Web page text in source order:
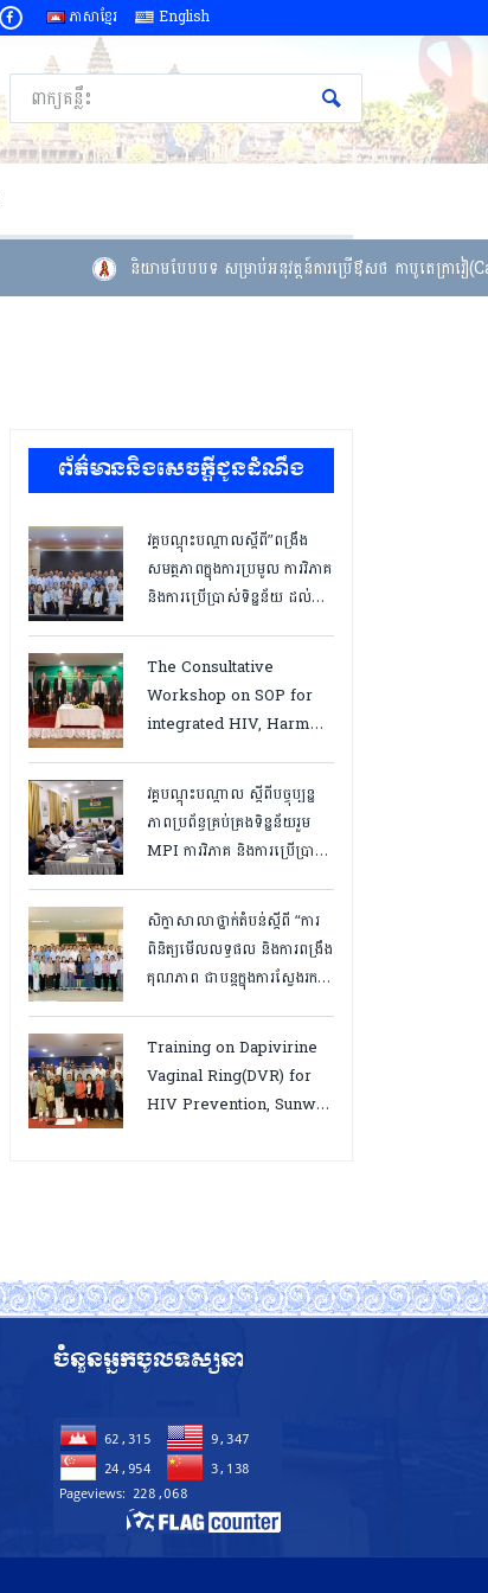
ភាសាខ្មែរ English
និយាមបែបបទ សម្រាប់អនុវត្តន៍ការប្រើឳសថ កាបូតេក្រាវៀ
ព័ត៌មាននិងសេចក្តីជូនដំណឹង
វគ្គបណ្ដុះបណ្ដាលស្តីពី”ពង្រឹង
សមត្ថភាពក្នុងការប្រមូល ការវិភាគ
និងការប្រើប្រាស់ទិន្នន័យ ដល់
និងមន្ត្រីទិន្នន័យថ្នាក់ខេត្ត
“,ថ្ងៃទី១២ ដល់ ១៣ ខែឧសភា
ឆ្នាំ២០២៦
The Consultative
Workshop on SOP for
integrated HIV, Harm
Health Services in
Cambodia.
វគ្គបណ្ដុះបណ្តាល ស្តីពីបច្ចុប្បន្ន
ភាពប្រព័ន្ធគ្រប់គ្រងទិន្នន័យរួម
MPI ការវិភាគ និងការប្រើប្រាស់
អេដស៍ថ្នាក់ខេត្ត, កំពត ថ្ងៃ២៣
ដល់ ២៤ ខែមិនា ២០២៦
សិក្ខាសាលាថ្នាក់តំបន់ស្តីពី “ការ
ពិនិត្យមើលលទ្ធផល និងការពង្រឹង
គុណភាព ជាបន្តក្នុងការស្វែងរក
បង្ការ និងថែទាំ ព្យាបាលអ្នកជំងឺ
អេដស៍ ដើម្បីឈានទៅសម្រេច
គោលដៅ ៩៥-៩៥-៩៥”, តាកែវ
ថ្ងៃទី១២-១៣ សីហា ២០២៥
Training on Dapivirine
Vaginal Ring(DVR) for
HIV Prevention, Sunway
ចំនួនអ្នកចូលទស្សនា